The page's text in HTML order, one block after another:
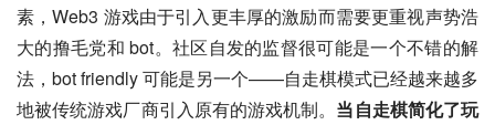
素，Web3 游戏由于引入更丰厚的激励而需要更重视声势浩
大的撸毛党和 bot。社区自发的监督很可能是一个不错的解
法，bot friendly 可能是另一个——自走棋模式已经越来越多
地被传统游戏厂商引入原有的游戏机制。 当自走棋简化了玩